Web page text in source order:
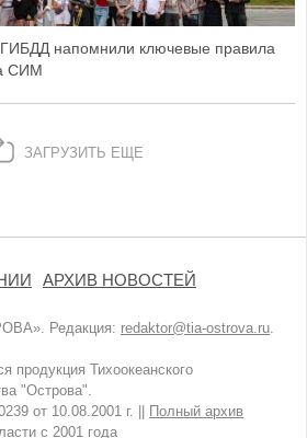
напомнили ключевые правила
СИМ
ЗАГРУЗИТЬ ЕЩЕ
АРХИВ НОВОСТЕЙ
Редакция: redaktor@tia-ostrova.ru.
продукция Тихоокеанского
"Острова".
от 10.08.2001 г. ||
Полный архив
с 2001 года